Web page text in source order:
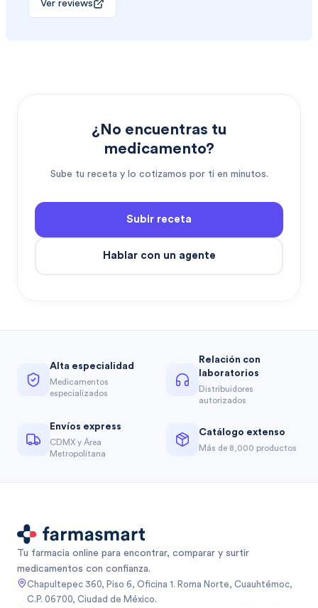
Ver reviews
¿No encuentras tu
medicamento?
Sube tu receta y lo cotizamos por ti en minutos.
Subir receta
Hablar con un agente
Alta especialidad
Medicamentos
especializados
Relación con
laboratorios
Distribuidores
autorizados
Envíos express
CDMX y Área
Metropolitana
Catálogo extenso
Más de 8,000 productos
Tu farmacia online para encontrar, comparar y surtir
medicamentos con confianza.
Chapultepec 360, Piso 6, Oficina 1. Roma Norte, Cuauhtémoc,
C.P. 06700, Ciudad de México.